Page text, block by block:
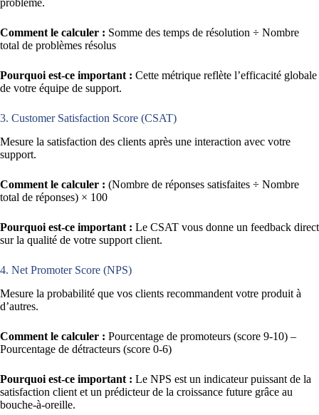
problème.
Comment le calculer : Somme des temps de résolution ÷ Nombre
total de problèmes résolus
Pourquoi est-ce important : Cette métrique reflète l’efficacité globale
de votre équipe de support.
3. Customer Satisfaction Score (CSAT)
Mesure la satisfaction des clients après une interaction avec votre
support.
Comment le calculer : (Nombre de réponses satisfaites ÷ Nombre
total de réponses) × 100
Pourquoi est-ce important : Le CSAT vous donne un feedback direct
sur la qualité de votre support client.
4. Net Promoter Score (NPS)
Mesure la probabilité que vos clients recommandent votre produit à
d’autres.
Comment le calculer : Pourcentage de promoteurs (score 9-10) –
Pourcentage de détracteurs (score 0-6)
Pourquoi est-ce important : Le NPS est un indicateur puissant de la
satisfaction client et un prédicteur de la croissance future grâce au
bouche-à-oreille.